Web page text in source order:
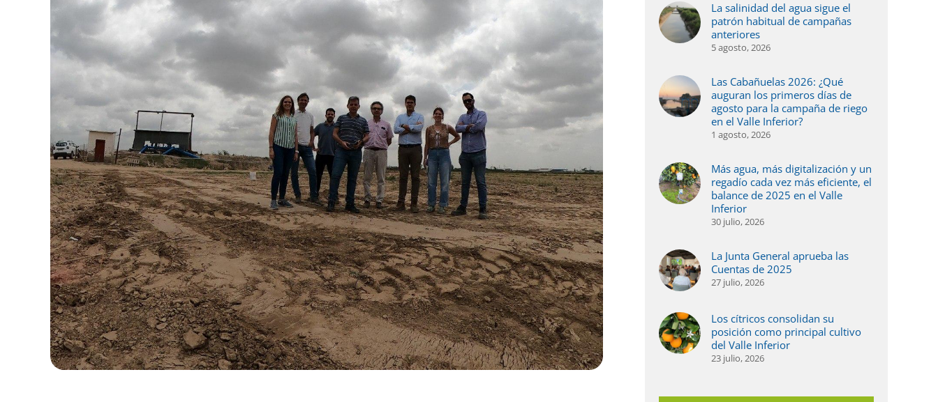
La salinidad del agua sigue el
patrón habitual de campañas
anteriores
5 agosto, 2026
Las Cabañuelas 2026: ¿Qué
auguran los primeros días de
agosto para la campaña de riego
en el Valle Inferior?
1 agosto, 2026
Más agua, más digitalización y un
regadío cada vez más eficiente, el
balance de 2025 en el Valle
Inferior
30 julio, 2026
La Junta General aprueba las
Cuentas de 2025
27 julio, 2026
Los cítricos consolidan su
posición como principal cultivo
del Valle Inferior
23 julio, 2026